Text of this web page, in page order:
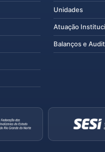
Unidades
Atuação
Balanços e